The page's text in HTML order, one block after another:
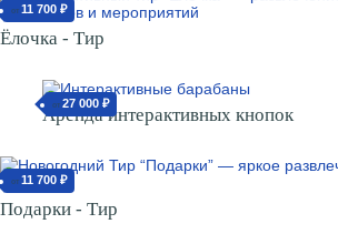
от 11 700 ₽
Ёлочка - Тир
от27 000 ₽
Аренда интерактивных кнопок
от 11 700 ₽
Подарки - Тир